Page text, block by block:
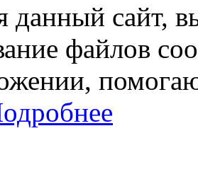
данный сайт,
файлов